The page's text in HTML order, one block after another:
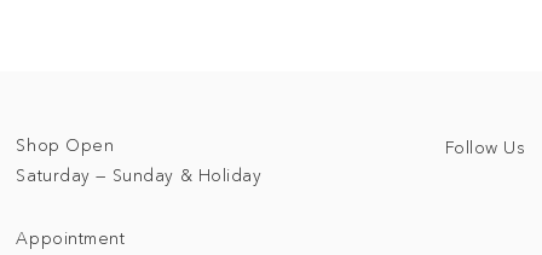
Shop Open
Saturday — Sunday & Holiday
Appointment
Follow Us